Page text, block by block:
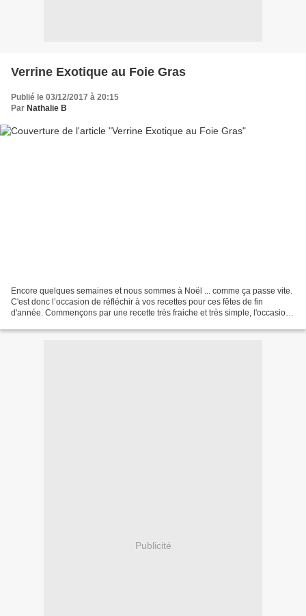
Verrine Exotique au Foie Gras
Publié le 03/12/2017 à 20:15
Par Nathalie B
Encore quelques semaines et nous sommes à Noël ... comme ça passe vite.
C'est donc l’occasion de réfléchir à vos recettes pour ces fêtes de fin
d'année. Commençons par une recette très fraiche et très simple, l'occasion
Publicité